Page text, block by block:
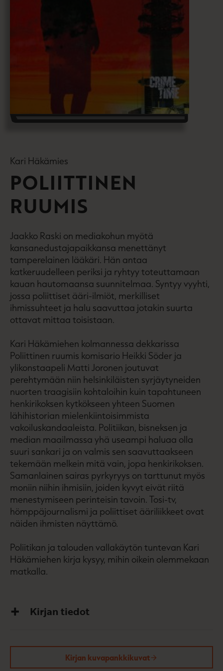
Kari Häkämies
POLIITTINEN
RUUMIS
Jaakko Raski on mediakohun myötä
kansanedustajapaikkansa menettänyt
tamperelainen lääkäri. Hän antaa
katkeruudelleen periksi ja ryhtyy toteuttamaan
kauan hautomaansa suunnitelmaa. Syntyy vyyhti,
jossa poliittiset ääri-ilmiöt, merkilliset
ihmissuhteet ja halu saavuttaa jotakin suurta
ottavat mittaa toisistaan.
Kari Häkämiehen kolmannessa dekkarissa
Poliittinen ruumis komisario Heikki Söder ja
ylikonstaapeli Matti Joronen joutuvat
perehtymään niin helsinkiläisten syrjäytyneiden
nuorten traagisiin kohtaloihin kuin tapahtuneen
henkirikoksen kytkökseen yhteen Suomen
lähihistorian mielenkiintoisimmista
vakoiluskandaaleista. Politiikan, bisneksen ja
median maailmassa yhä useampi haluaa olla
suuri sankari ja on valmis sen saavuttaakseen
tekemään melkein mitä vain, jopa henkirikoksen.
Samanlainen sairas pyrkyryys on tarttunut myös
moniin niihin ihmisiin, joiden kyvyt eivät riitä
menestymiseen perinteisin tavoin. Tosi-tv,
hömppäjournalismi ja poliittiset ääriliikkeet ovat
näiden ihmisten näyttämö.
Poliitikan ja talouden vallakäytön tuntevan Kari
Häkämiehen kirja kysyy, mihin oikein olemmekaan
matkalla.
Kirjan tiedot
Kirjan kuvapankkikuvat